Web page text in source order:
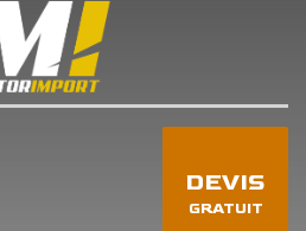
DEVIS
GRATUIT